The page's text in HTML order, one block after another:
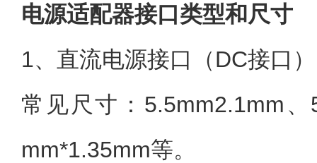
电源适配器接口类型和尺寸
1、直流电源接口（DC接口）
常见尺寸：5.5mm2.1mm
mm*1.35mm等。